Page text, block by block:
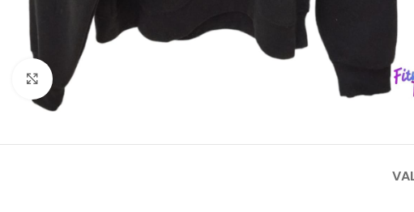
Click to enlarge